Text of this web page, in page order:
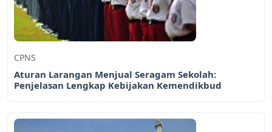
CPNS
Aturan Larangan Menjual Seragam Sekolah:
Penjelasan Lengkap Kebijakan Kemendikbud